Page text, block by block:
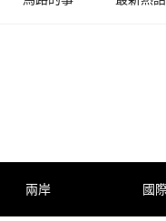
兩岸 國